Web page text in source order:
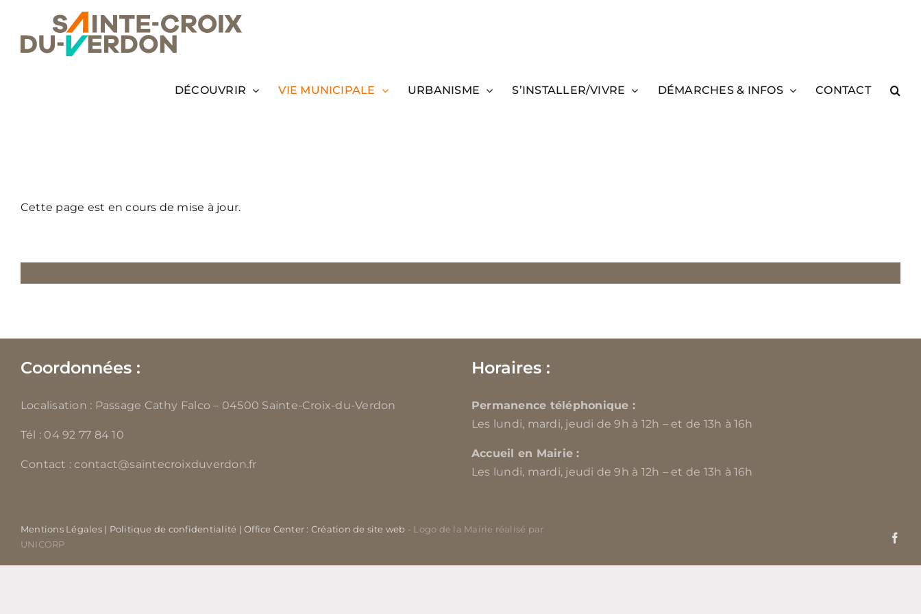
contenu
DÉCOUVRIR VIE MUNICIPALE URBANISME S’INSTALLER/VIVRE DÉMARCHES & INFOS CONTACT
Cette page est en cours de mise à jour.
Coordonnées :
Localisation : Passage Cathy Falco – 04500 Sainte-Croix-du-Verdon
Tél : 04 92 77 84 10
Contact : contact@saintecroixduverdon.fr
Horaires :
Permanence téléphonique :
Les lundi, mardi, jeudi de 9h à 12h – et de 13h à 16h
Accueil en Mairie :
Les lundi, mardi, jeudi de 9h à 12h – et de 13h à 16h
Mentions Légales | Politique de confidentialité | Office Center : Création de site web - Logo de la Mairie réalisé par
UNICORP